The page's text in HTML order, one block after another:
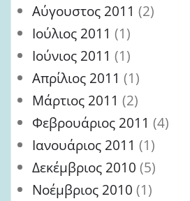
Αύγουστος 2011 (2)
Ιούλιος 2011 (1)
Ιούνιος 2011 (1)
Απρίλιος 2011 (1)
Μάρτιος 2011 (2)
Φεβρουάριος 2011 (4)
Ιανουάριος 2011 (1)
Δεκέμβριος 2010 (5)
Νοέμβριος 2010 (1)